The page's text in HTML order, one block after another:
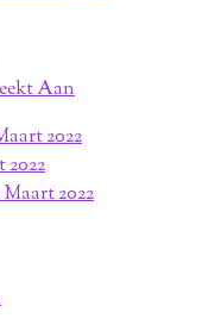
Aan
2022
2022